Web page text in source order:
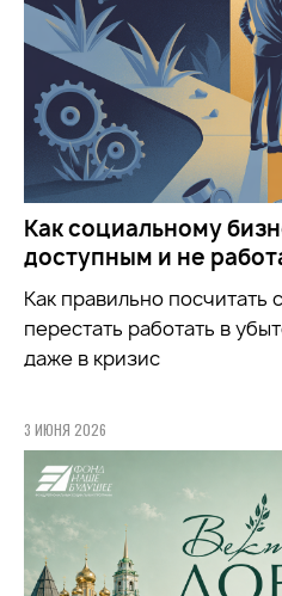
Как социальному
доступным и не
Как правильно посчитать
перестать работать в
даже в кризис
3 ИЮНЯ 2026